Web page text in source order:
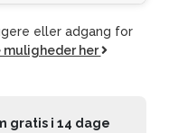
eller adgang for
muligheder her
gratis i 14 dage